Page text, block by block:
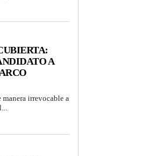
A
irrevocable a